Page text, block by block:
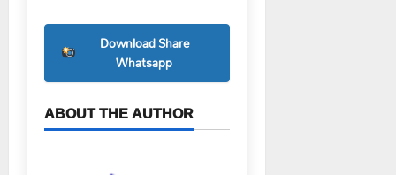
Download Share
Whatsapp
ABOUT THE AUTHOR